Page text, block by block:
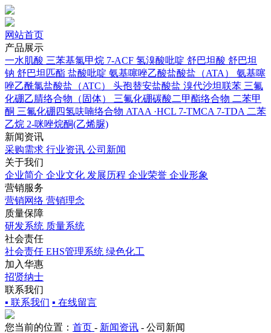
网站首页
产品展示
一水肌酸 三苯基氯甲烷 7-ACF 氢溴酸吡啶 舒巴坦酸 舒巴坦
钠 舒巴坦匹酯 盐酸吡啶 氨基噻唑乙酸盐酸盐（ATA） 氨基噻
唑乙酰氯盐酸盐（ATC） 头孢替安盐酸盐 溴代沙坦联苯 三氟
化硼乙腈络合物（固体） 三氟化硼碳酸二甲酯络合物 二苯甲
酮 三氟化硼四氢呋喃络合物 ATAA ·HCL 7-TMCA 7-TDA 二苯
乙烷 2-咪唑烷酮(乙烯脲)
新闻资讯
采购需求 行业资讯 公司新闻
关于我们
企业简介 企业文化 发展历程 企业荣誉 企业形象
营销服务
营销网络 营销理念
质量保障
研发系统 质量系统
社会责任
社会责任 EHS管理系统 绿色化工
加入华惠
招贤纳士
联系我们
▪ 联系我们 ▪ 在线留言
您当前的位置： 首页 - 新闻资讯 - 公司新闻